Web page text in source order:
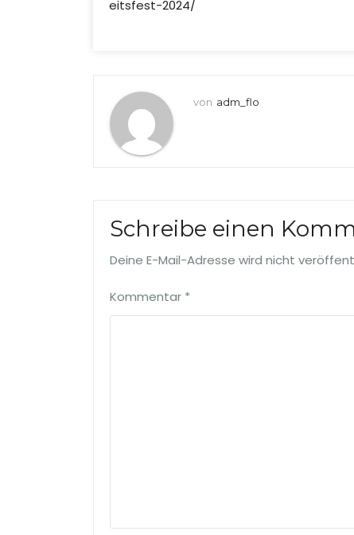
eitsfest-2024/
von adm_flo
Schreibe einen
Deine E-Mail-Adresse wird nicht
Kommentar *